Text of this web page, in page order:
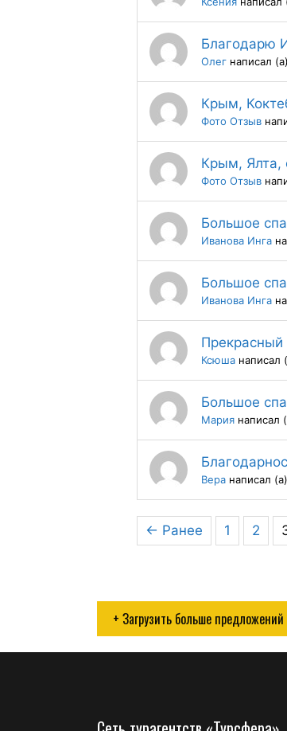
Благодарю
Олег написал
Крым,
Фото Отзыв
Крым, Ялта,
Фото Отзыв
Большое
Иванова Инга
Большое
Иванова Инга
Прекрасный
Ксюша написал
Большое
Мария написал
Вера написал
← Ранее 1 2
+ Загрузить больше предложений